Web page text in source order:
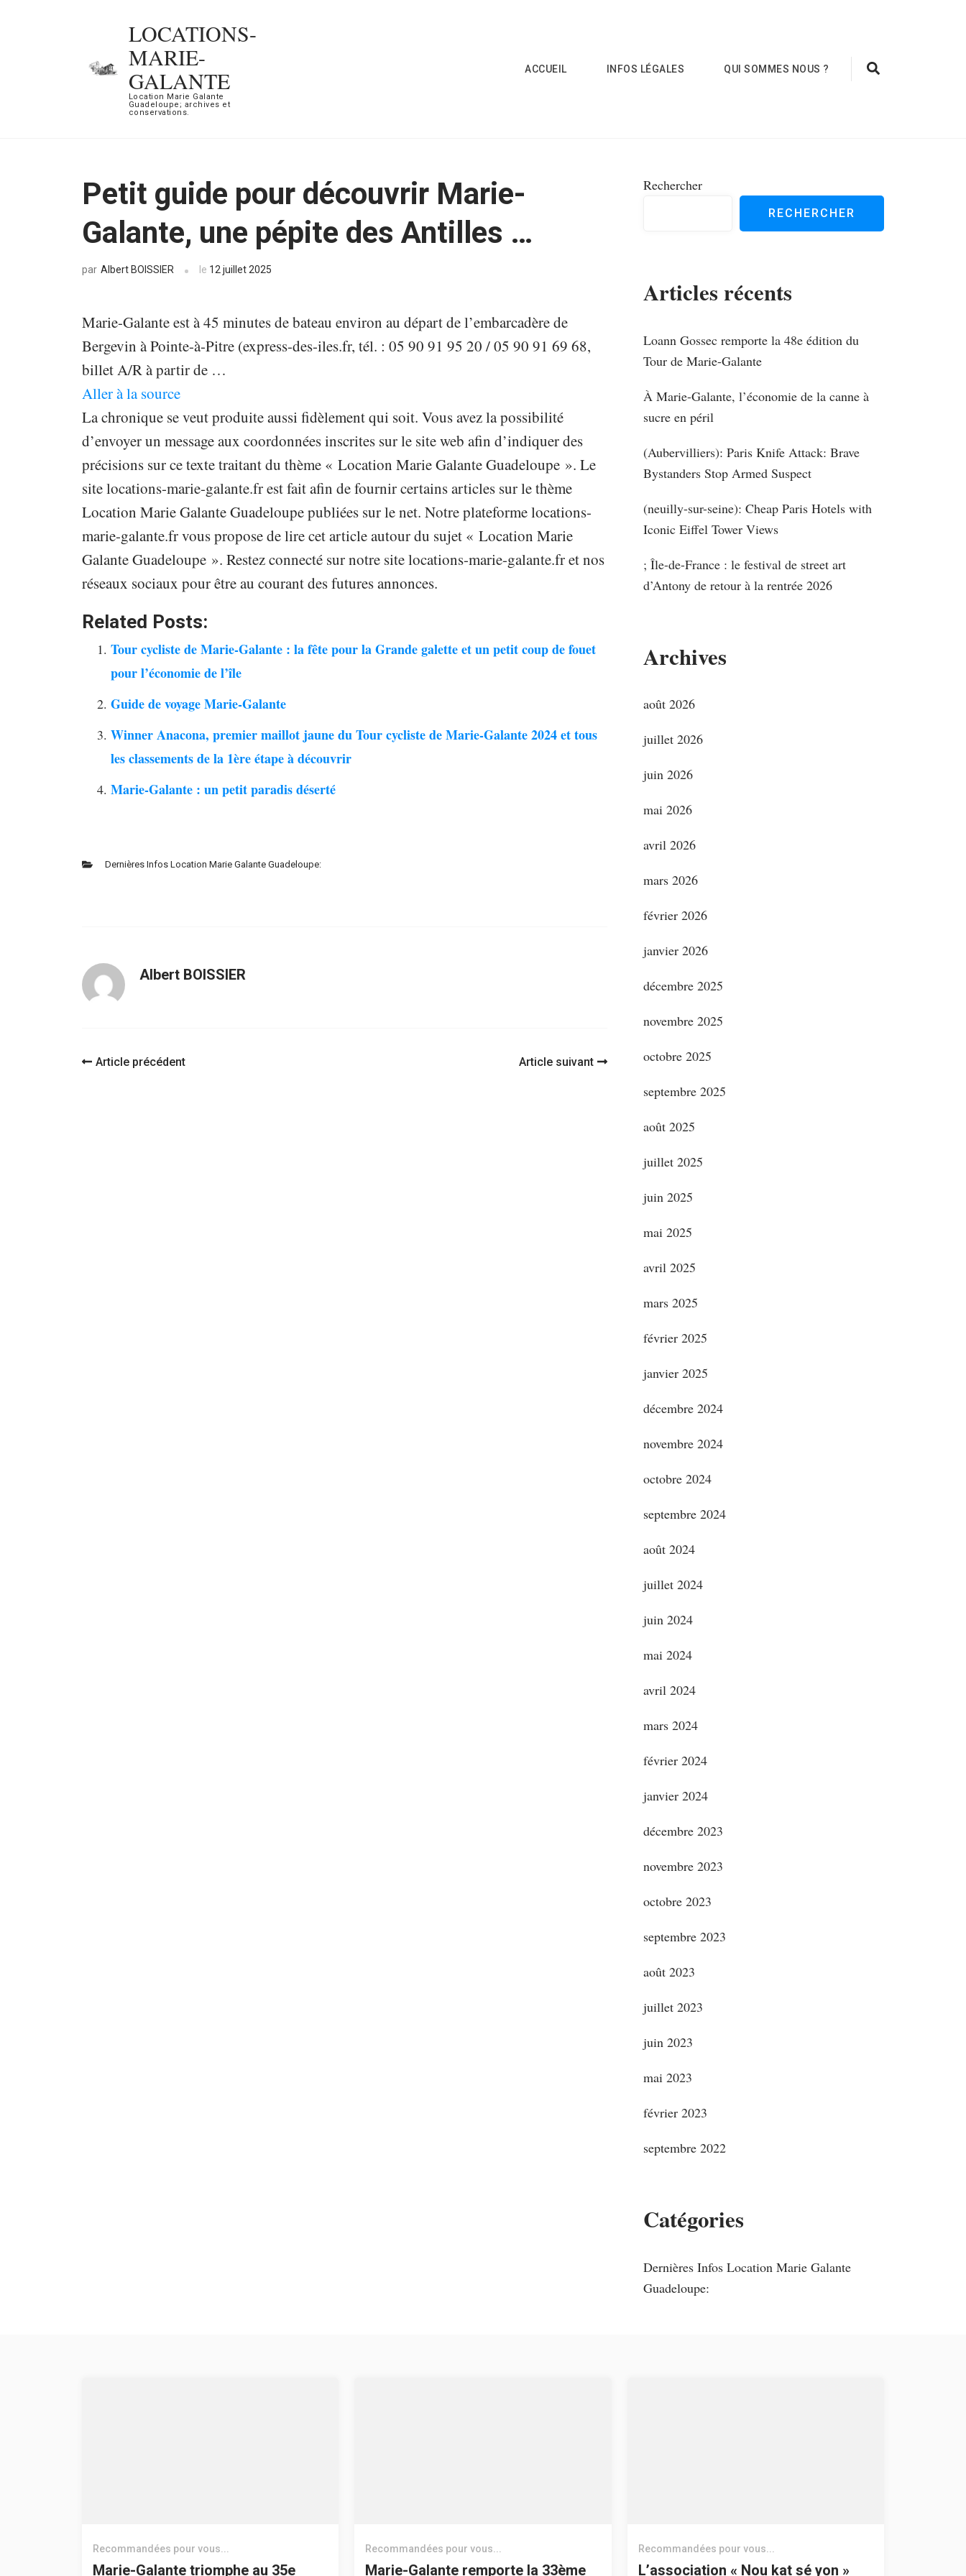
LOCATIONS-
MARIE-
GALANTE
Location Marie Galante
Guadeloupe; archives et
conservations.
ACCUEIL INFOS LÉGALES QUI SOMMES NOUS ?
Petit guide pour découvrir Marie-
Galante, une pépite des Antilles …
par Albert BOISSIER le 12 juillet 2025
Marie-Galante est à 45 minutes de bateau environ au départ de l’embarcadère de
Bergevin à Pointe-à-Pitre (express-des-iles.fr, tél. : 05 90 91 95 20 / 05 90 91 69 68,
billet A/R à partir de …
Aller à la source
La chronique se veut produite aussi fidèlement qui soit. Vous avez la possibilité
d’envoyer un message aux coordonnées inscrites sur le site web afin d’indiquer des
précisions sur ce texte traitant du thème « Location Marie Galante Guadeloupe ». Le
site locations-marie-galante.fr est fait afin de fournir certains articles sur le thème
Location Marie Galante Guadeloupe publiées sur le net. Notre plateforme locations-
marie-galante.fr vous propose de lire cet article autour du sujet « Location Marie
Galante Guadeloupe ». Restez connecté sur notre site locations-marie-galante.fr et nos
réseaux sociaux pour être au courant des futures annonces.
Related Posts:
Tour cycliste de Marie-Galante : la fête pour la Grande galette et un petit coup de fouet
pour l’économie de l’île
Guide de voyage Marie-Galante
Winner Anacona, premier maillot jaune du Tour cycliste de Marie-Galante 2024 et tous
les classements de la 1ère étape à découvrir
Marie-Galante : un petit paradis déserté
Dernières Infos Location Marie Galante Guadeloupe:
Albert BOISSIER
Navigation
Article précédent Article suivant
Rechercher
RECHERCHER
Articles récents
Loann Gossec remporte la 48e édition du
Tour de Marie-Galante
À Marie-Galante, l’économie de la canne à
sucre en péril
(Aubervilliers): Paris Knife Attack: Brave
Bystanders Stop Armed Suspect
(neuilly-sur-seine): Cheap Paris Hotels with
Iconic Eiffel Tower Views
; Île-de-France : le festival de street art
d’Antony de retour à la rentrée 2026
Archives
août 2026
juillet 2026
juin 2026
mai 2026
avril 2026
mars 2026
février 2026
janvier 2026
décembre 2025
novembre 2025
octobre 2025
septembre 2025
août 2025
juillet 2025
juin 2025
mai 2025
avril 2025
mars 2025
février 2025
janvier 2025
décembre 2024
novembre 2024
octobre 2024
septembre 2024
août 2024
juillet 2024
juin 2024
mai 2024
avril 2024
mars 2024
février 2024
janvier 2024
décembre 2023
novembre 2023
octobre 2023
septembre 2023
août 2023
juillet 2023
juin 2023
mai 2023
février 2023
septembre 2022
Catégories
Dernières Infos Location Marie Galante
Guadeloupe:
Recommandées pour vous...
Marie-Galante triomphe au 35e
Recommandées pour vous...
Marie-Galante remporte la 33ème
Recommandées pour vous...
L’association « Nou kat sé yon »